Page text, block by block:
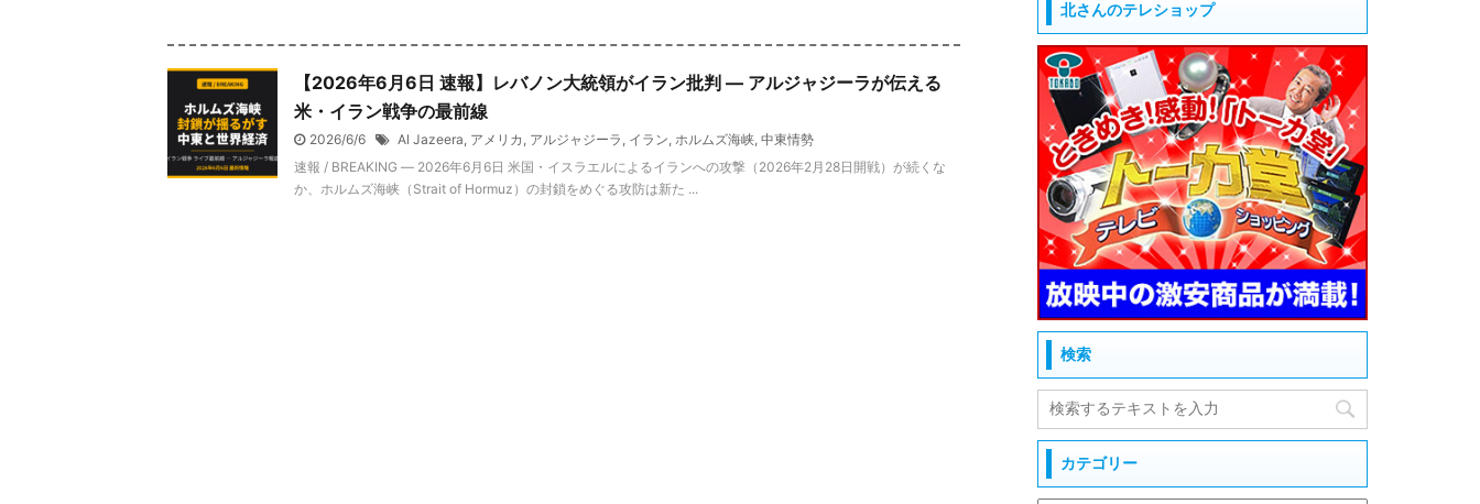
【2026年6月6日 速報】レバノン大統領がイラン批判 ― アルジャジーラが伝える
米・イラン戦争の最前線
2026/6/6 Al Jazeera, アメリカ , アルジャジーラ , イラン, ホルムズ海峡, 中東情勢
速報 / BREAKING ― 2026年6月6日 米国・イスラエルによるイランへの攻撃（2026年2月28日開戦）が続くな
か、ホルムズ海峡（Strait of Hormuz）の封鎖をめぐる攻防は新た ...
北さんのテレショップ
検索
カテゴリー